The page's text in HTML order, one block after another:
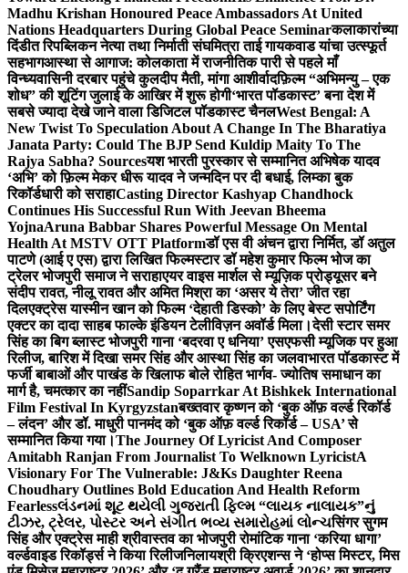
Madhu Krishan Honoured Peace Ambassadors At United
Nations Headquarters During Global Peace Seminarकलाकारांच्या
दिंडीत रिपब्लिकन नेत्या तथा निर्माती संघमित्रा ताई गायकवाड यांचा उत्स्फूर्त
सहभागआस्था से आगाज: कोलकाता में राजनीतिक पारी से पहले माँ
विन्ध्यवासिनी दरबार पहुंचे कुलदीप मैती, मांगा आशीर्वादफ़िल्म “अभिमन्यु – एक
शोध” की शूटिंग जुलाई के आखिर में शुरू होगी‘भारत पॉडकास्ट’ बना देश में
सबसे ज्यादा देखे जाने वाला डिजिटल पॉडकास्ट चैनलWest Bengal: A
New Twist To Speculation About A Change In The Bharatiya
Janata Party: Could The BJP Send Kuldip Maity To The
Rajya Sabha? Sourcesयश भारती पुरस्कार से सम्मानित अभिषेक यादव
‘अभि’ को फ़िल्म मेकर धीरू यादव ने जन्मदिन पर दी बधाई, लिम्का बुक
रिकॉर्डधारी को सराहाCasting Director Kashyap Chandhock
Continues His Successful Run With Jeevan Bheema
YojnaAruna Babbar Shares Powerful Message On Mental
Health At MSTV OTT Platformडॉ एस वी अंचन द्वारा निर्मित, डॉ अतुल
पाटणे (आई ए एस) द्वारा लिखित फिल्मस्टार डॉ महेश कुमार फिल्म भोज का
ट्रेलर भोजपुरी समाज ने सराहाएयर वाइस मार्शल से म्यूज़िक प्रोड्यूसर बने
संदीप रावत, नीलू रावत और अमित मिश्रा का ‘असर ये तेरा’ जीत रहा
दिलएक्ट्रेस यास्मीन खान को फिल्म ‘देहाती डिस्को’ के लिए बेस्ट सपोर्टिंग
एक्टर का दादा साहब फाल्के इंडियन टेलीविज़न अवॉर्ड मिला।देसी स्टार समर
सिंह का बिग ब्लास्ट भोजपुरी गाना ‘बदरवा ए धनिया’ एसएफसी म्यूजिक पर हुआ
रिलीज, बारिश में दिखा समर सिंह और आस्था सिंह का जलवाभारत पॉडकास्ट में
फर्जी बाबाओं और पाखंड के खिलाफ बोले रोहित भार्गव- ज्योतिष समाधान का
मार्ग है, चमत्कार का नहींSandip Soparrkar At Bishkek International
Film Festival In Kyrgyzstanबख्तवार कृष्णन को ‘बुक ऑफ़ वर्ल्ड रिकॉर्ड
– लंदन’ और डॉ. माधुरी पानमंद को ‘बुक ऑफ़ वर्ल्ड रिकॉर्ड – USA’ से
सम्मानित किया गया।The Journey Of Lyricist And Composer
Amitabh Ranjan From Journalist To Welknown LyricistA
Visionary For The Vulnerable: J&Ks Daughter Reena
Choudhary Outlines Bold Education And Health Reform
Fearlessલંડનમાં શૂટ થયેલી ગુજરાતી ફિલ્મ “લાયક નાલાયક”નું
ટીઝર, ટ્રેલર, પોસ્ટર અને સંગીત ભવ્ય સમારોહમાં લોન્ચसिंगर सुगम
सिंह और एक्ट्रेस माही श्रीवास्तव का भोजपुरी रोमांटिक गाना ‘करिया धागा’
वर्ल्डवाइड रिकॉर्ड्स ने किया रिलीजनिलायश्री क्रिएशन्स ने ‘होप्स मिस्टर, मिस